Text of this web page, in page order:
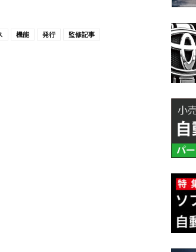
機能 発行
監修記事